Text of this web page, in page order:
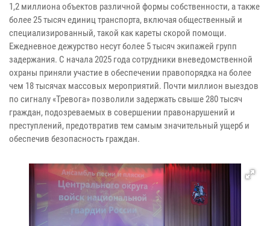
1,2 миллиона объектов различной формы собственности, а также
более 25 тысяч единиц транспорта, включая общественный и
специализированный, такой как кареты скорой помощи.
Ежедневное дежурство несут более 5 тысяч экипажей групп
задержания. С начала 2025 года сотрудники вневедомственной
охраны приняли участие в обеспечении правопорядка на более
чем 18 тысячах массовых мероприятий. Почти миллион выездов
по сигналу «Тревога» позволили задержать свыше 280 тысяч
граждан, подозреваемых в совершении правонарушений и
преступлений, предотвратив тем самым значительный ущерб и
обеспечив безопасность граждан.